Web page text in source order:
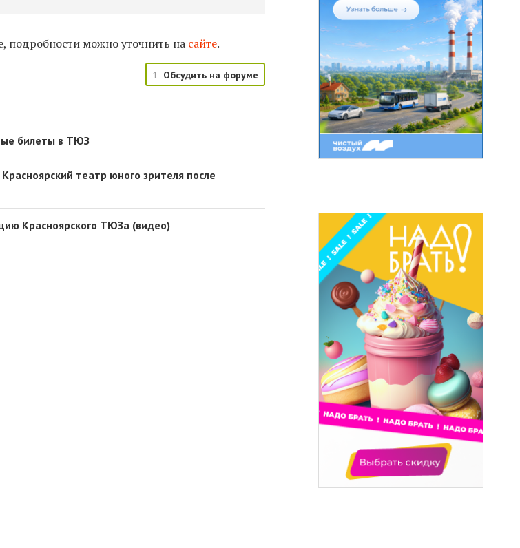
подробности можно уточнить на сайте.
1 Обсудить на форуме
билеты в ТЮЗ
театр юного зрителя после
Красноярского ТЮЗа (видео)